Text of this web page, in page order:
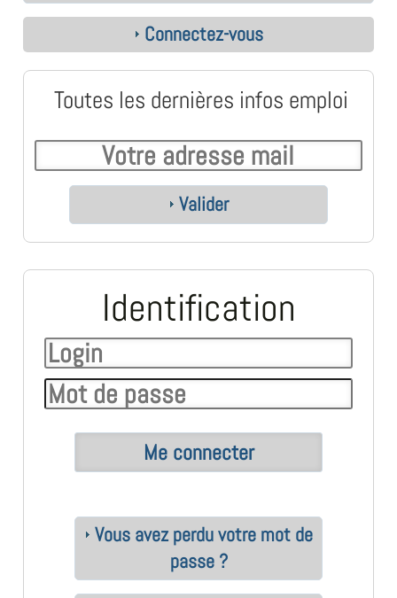
Connectez-vous
Toutes les dernières infos emploi
Valider
Identification
Vous avez perdu votre mot de
passe ?